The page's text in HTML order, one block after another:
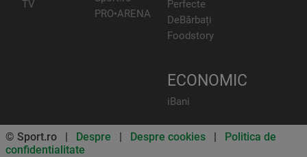
TV
PRO•ARENA
Perfecte
DeBărbați
Foodstory
ECONOMIC
iBani
© Sport.ro | Despre | Despre cookies | Politica de
confidentialitate